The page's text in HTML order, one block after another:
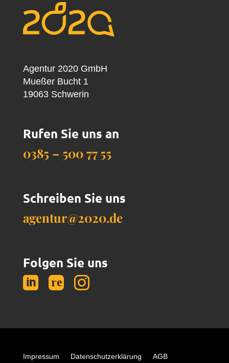
Agentur 2020 GmbH
Mueßer Bucht 1
19063 Schwerin
Rufen Sie uns an
0385 – 500 77 55
Schreiben Sie uns
agentur@2020.de
Folgen Sie uns
 
Impressum Datenschutzerklärung AGB